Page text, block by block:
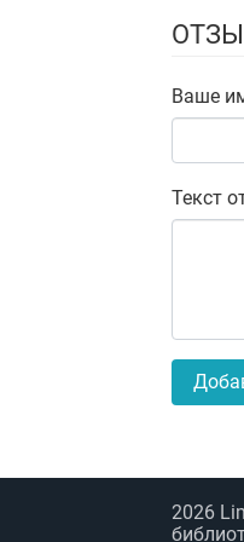
Ваше
Текст
2026